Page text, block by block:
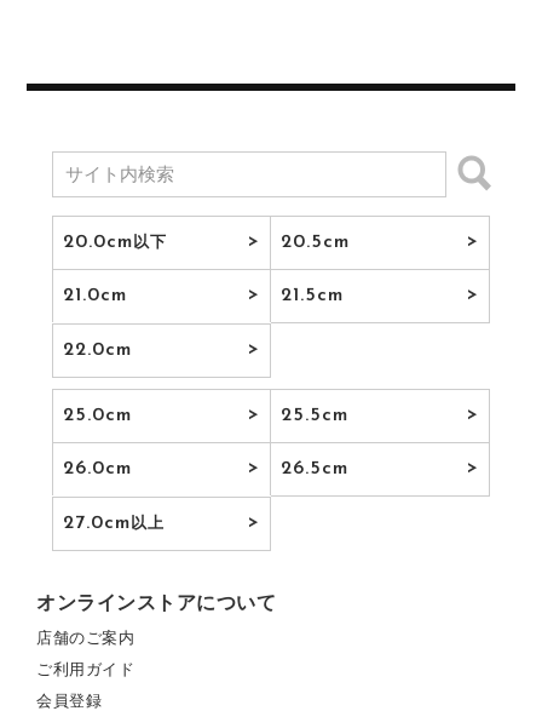
20.0cm以下 20.5cm
21.0cm 21.5cm
22.0cm
25.0cm 25.5cm
26.0cm 26.5cm
27.0cm以上
オンラインストアについて
店舗のご案内
ご利用ガイド
会員登録